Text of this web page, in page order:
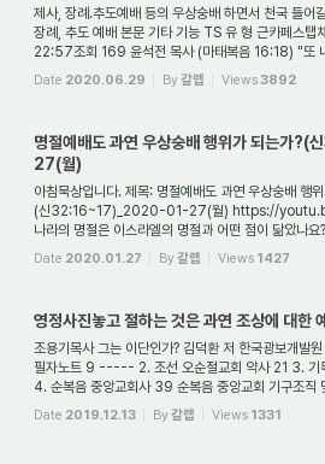
제사, 장례.추도예배 등의 우상숭배 하면서 천국 들어
장례, 추도 예배 본문 기타 기능 TS 유 형 근카페스
22:57조회 169 윤석전 목사 (마태복음 16:18) "또
베드로라. 내가 ...
Date 2020.06.29 By갈렙 Views3892
명절예배도 과연 우상숭배 행위가 되는
27(월)
아침묵상입니다. 제목: 명절예배도 과연 우상숭배 행
(신32:16~17)_2020-01-27(월) https://
나라의 명절은 이스라엘의 명절과 어떤 점이 닮았나
3대명절이 나옵니다(신16;1~17). 그...
Date 2020.01.27 By갈렙 Views 1427
영정사진놓고 절하는 것은 과연 조상에 대한
조용기목사 그는 이단인가? 김덕환 저 한국광보개발
필자노트 9 ----- 2. 조선 오순절교회 약사 21 3. 기
4. 순복음 중앙교회사 39 순복음 중앙교회 기구조
Date 2019.12.13 By갈렙 Views 1331